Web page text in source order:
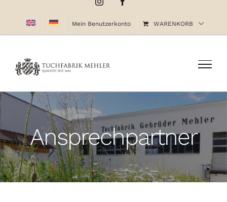
springen
Mein Benutzerkonto WARENKORB
Ansprechpartner